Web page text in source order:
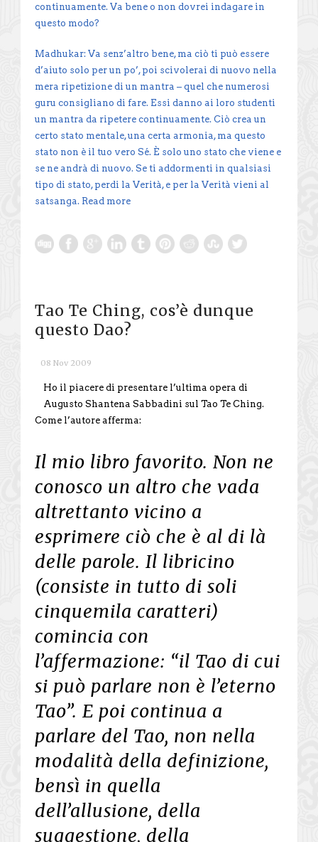
continuamente. Va bene o non dovrei indagare in
questo modo?
Madhukar: Va senz’altro bene, ma ciò ti può essere
d’aiuto solo per un po’, poi scivolerai di nuovo nella
mera ripetizione di un mantra – quel che numerosi
guru consigliano di fare. Essi danno ai loro studenti
un mantra da ripetere continuamente. Ciò crea un
certo stato mentale, una certa armonia, ma questo
stato non è il tuo vero Sé. È solo uno stato che viene e
se ne andrà di nuovo. Se ti addormenti in qualsiasi
tipo di stato, perdi la Verità, e per la Verità vieni al
satsanga. Read more
Tao Te Ching, cos’è dunque
questo Dao?
08 Nov 2009
Ho il piacere di presentare l’ultima opera di
Augusto Shantena Sabbadini sul Tao Te Ching.
Come l’autore afferma:
Il mio libro favorito. Non ne
conosco un altro che vada
altrettanto vicino a
esprimere ciò che è al di là
delle parole. Il libricino
(consiste in tutto di soli
cinquemila caratteri)
comincia con
l’affermazione: “il Tao di cui
si può parlare non è l’eterno
Tao”. E poi continua a
parlare del Tao, non nella
modalità della definizione,
bensì in quella
dell’allusione, della
suggestione, della